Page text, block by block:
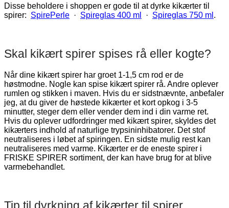
Disse beholdere i shoppen er gode til at dyrke kikærter til
spirer: SpirePerle · Spireglas 400 ml · Spireglas 750 ml .
Skal kikært spirer spises rå eller kogte?
Når dine kikært spirer har groet 1-1,5 cm rod er de
høstmodne. Nogle kan spise kikært spirer rå. Andre oplever
rumlen og stikken i maven. Hvis du er sidstnævnte, anbefaler
jeg, at du giver de høstede kikærter et kort opkog i 3-5
minutter, steger dem eller vender dem ind i din varme ret.
Hvis du oplever udfordringer med kikært spirer, skyldes det
kikærters indhold af naturlige trypsininhibatorer. Det stof
neutraliseres i løbet af spiringen. En sidste mulig rest kan
neutraliseres med varme. Kikærter er de eneste spirer i
FRISKE SPIRER sortiment, der kan have brug for at blive
varmebehandlet.